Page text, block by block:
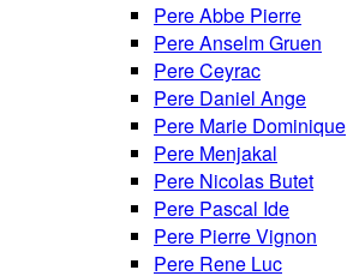
Pere Abbe Pierre
Pere Anselm Gruen
Pere Ceyrac
Pere Daniel Ange
Pere Marie Dominique
Pere Menjakal
Pere Nicolas Butet
Pere Pascal Ide
Pere Pierre Vignon
Pere Rene Luc